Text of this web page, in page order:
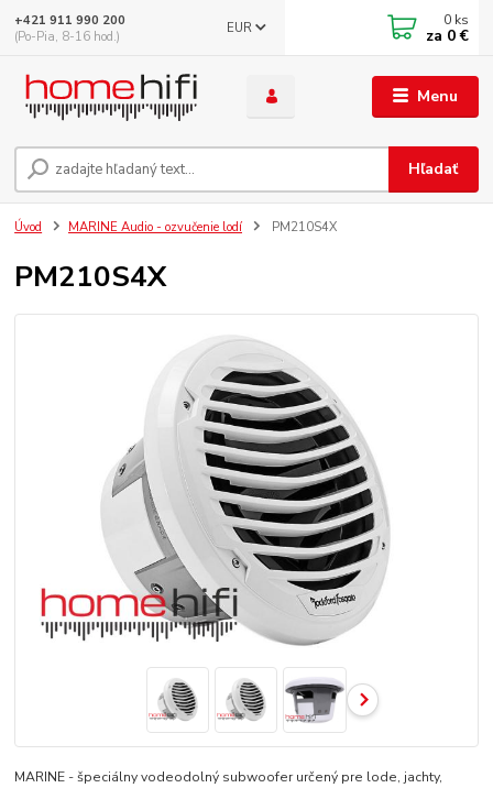
Menu
EUR
Hľadať
+421 911 990 200
(Po-Pia, 8-16 hod.)
0 ks
za 0 €
Úvod MARINE Audio - ozvučenie lodí PM210S4X
PM210S4X
MARINE - špeciálny vodeodolný subwoofer určený pre lode, jachty,